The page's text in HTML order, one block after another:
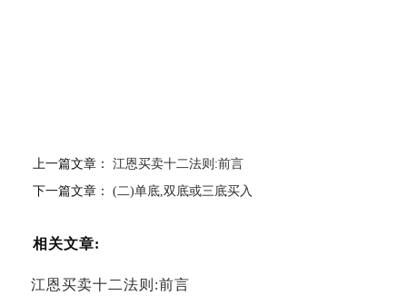
上一篇文章： 江恩买卖十二法则:前言
下一篇文章： (二)单底,双底或三底买入
相关文章:
江恩买卖十二法则:前言